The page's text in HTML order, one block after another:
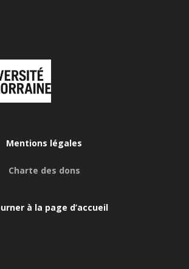
Mentions légales
Charte des dons
à la page d’accueil